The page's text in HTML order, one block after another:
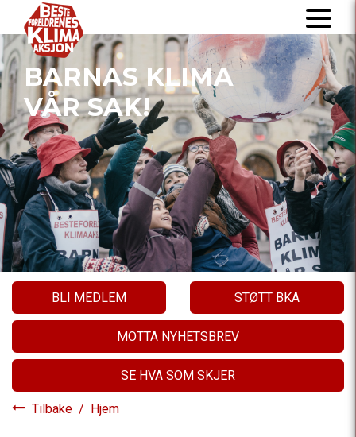
BARNAS KLIMA
VÅR SAK!
BLI MEDLEM STØTT BKA
MOTTA NYHETSBREV
SE HVA SOM SKJER
Tilbake / Hjem